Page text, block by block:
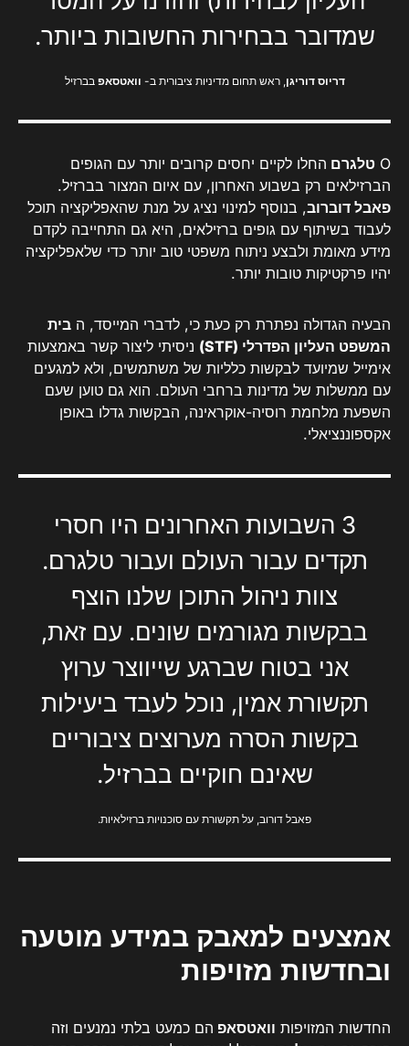
שמדובר בבחירות החשובות ביותר.
דריוס דוריגן, ראש תחום מדיניות ציבורית ב- וואטסאפבברזיל
O טלגרם החלו לקיים יחסים קרובים יותר עם הגופים
הברזילאים רק בשבוע האחרון, עם איום המצור בברזיל.
פאבל דוברוב, בנוסף למינוי נציג על מנת שהאפליקציה תוכל
לעבוד בשיתוף עם גופים ברזילאים, היא גם התחייבה לקדם
מידע מאומת ולבצע ניתוח משפטי טוב יותר כדי שלאפליקציה
יהיו פרקטיקות טובות יותר.
הבעיה הגדולה נפתרת רק כעת כי, לדברי המייסד, ה בית
המשפט העליון הפדרלי (STF)
ניסיתי ליצור קשר באמצעות
אימייל שמיועד לבקשות כלליות של משתמשים, ולא למגעים
עם ממשלות של מדינות ברחבי העולם. הוא גם טוען שעם
השפעת מלחמת רוסיה-אוקראינה, הבקשות גדלו באופן
אקספוננציאלי.
3 השבועות האחרונים היו חסרי
תקדים עבור העולם ועבור טלגרם.
צוות ניהול התוכן שלנו הוצף
בבקשות מגורמים שונים. עם זאת,
אני בטוח שברגע שייווצר ערוץ
תקשורת אמין, נוכל לעבד ביעילות
בקשות הסרה מערוצים ציבוריים
שאינם חוקיים בברזיל.
פאבל דורוב, על תקשורת עם סוכנויות ברזילאיות.
אמצעים למאבק במידע מוטעה
ובחדשות מזויפות
החדשות המזויפות וואטסאפ הם כמעט בלתי נמנעים וזה